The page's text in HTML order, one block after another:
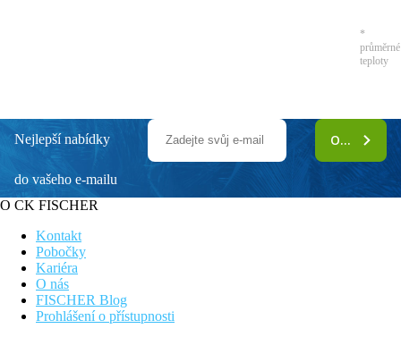
*
průměrné
teploty
Nejlepší nabídky
do vašeho e-mailu
ODEBÍRAT
O CK FISCHER
Kontakt
Pobočky
Kariéra
O nás
FISCHER Blog
Prohlášení o přístupnosti